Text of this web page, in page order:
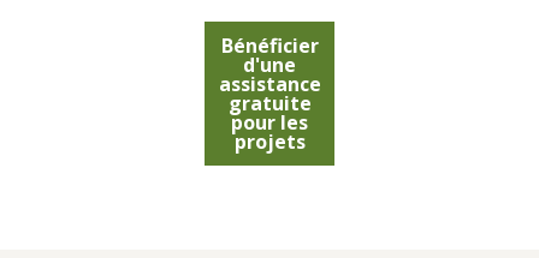
Bénéficier
d'une
assistance
gratuite
pour les
projets